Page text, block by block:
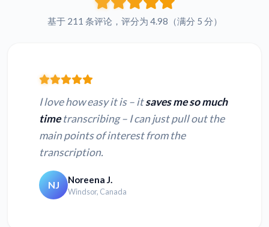
基于 211 条评论，评分为 4.98（满分 5 分）
I love how easy it is – itsaves me so much
timetranscribing – I can just pull out the
main points of interest from the
transcription.
NJ Noreena J.
Windsor, Canada